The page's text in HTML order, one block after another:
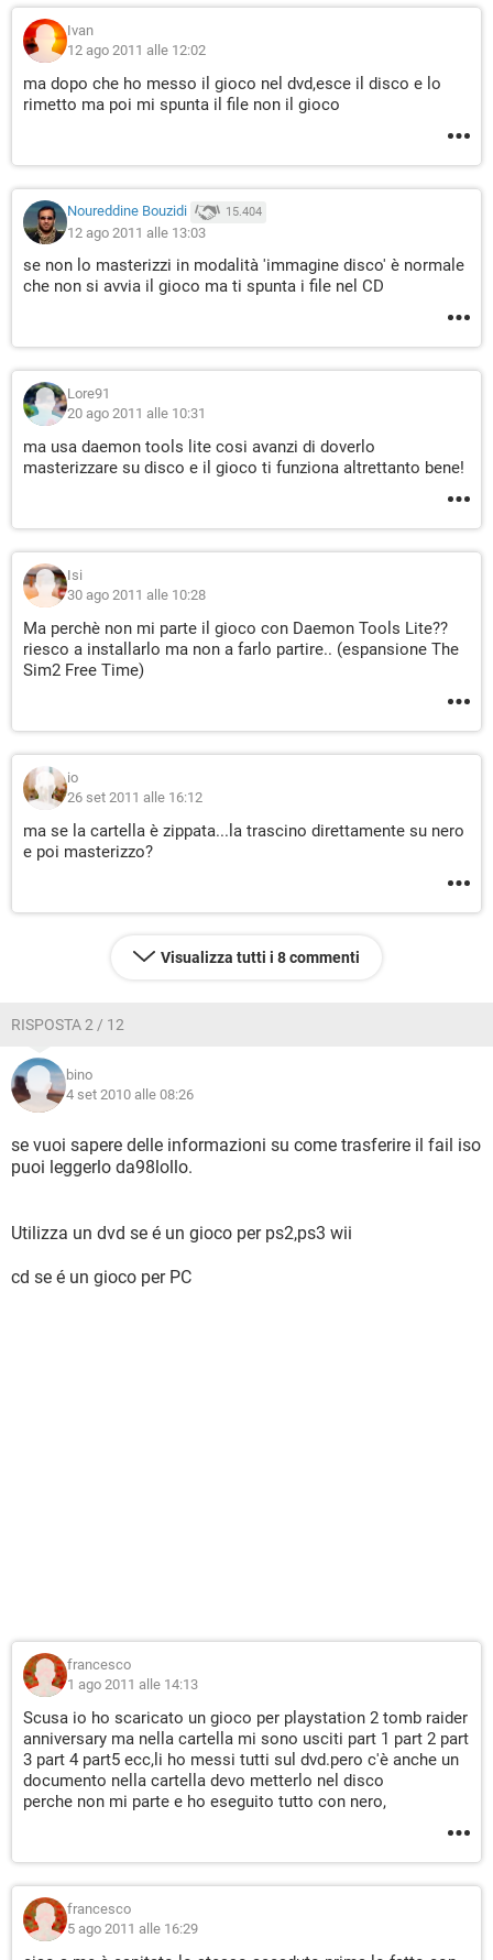
Ivan
12 ago 2011 alle 12:02
ma dopo che ho messo il gioco nel dvd,esce il disco e lo
rimetto ma poi mi spunta il file non il gioco
Noureddine Bouzidi 15.404
12 ago 2011 alle 13:03
se non lo masterizzi in modalità 'immagine disco' è normale
che non si avvia il gioco ma ti spunta i file nel CD
Lore91
20 ago 2011 alle 10:31
ma usa daemon tools lite cosi avanzi di doverlo
masterizzare su disco e il gioco ti funziona altrettanto bene!
Isi
30 ago 2011 alle 10:28
Ma perchè non mi parte il gioco con Daemon Tools Lite??
riesco a installarlo ma non a farlo partire.. (espansione The
Sim2 Free Time)
io
26 set 2011 alle 16:12
ma se la cartella è zippata...la trascino direttamente su nero
e poi masterizzo?
Visualizza tutti i 8 commenti
RISPOSTA 2 / 12
bino
4 set 2010 alle 08:26
se vuoi sapere delle informazioni su come trasferire il fail iso
puoi leggerlo da98lollo.
Utilizza un dvd se é un gioco per ps2,ps3 wii
cd se é un gioco per PC
francesco
1 ago 2011 alle 14:13
Scusa io ho scaricato un gioco per playstation 2 tomb raider
anniversary ma nella cartella mi sono usciti part 1 part 2 part
3 part 4 part5 ecc,li ho messi tutti sul dvd.pero c'è anche un
documento nella cartella devo metterlo nel disco
perche non mi parte e ho eseguito tutto con nero,
francesco
5 ago 2011 alle 16:29